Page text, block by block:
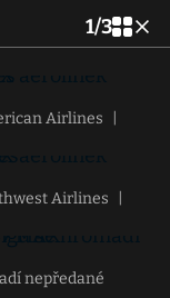
1/3
Airlines
Airlines
nepředané